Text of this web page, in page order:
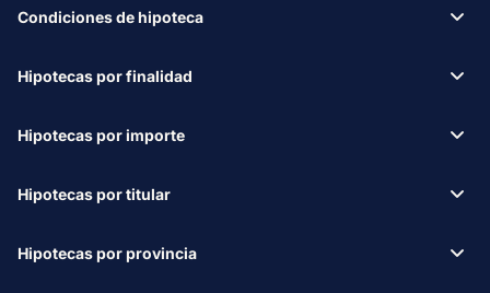
Condiciones de hipoteca
Hipotecas por finalidad
Hipotecas por importe
Hipotecas por titular
Hipotecas por provincia